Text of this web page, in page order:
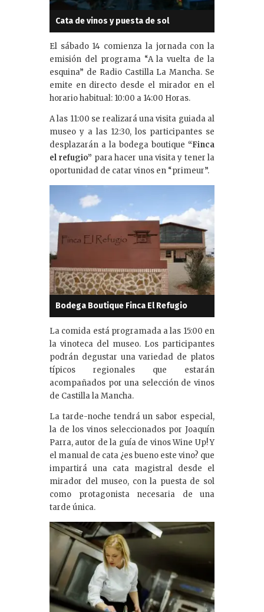
Cata de vinos y puesta de sol
El sábado 14 comienza la jornada con la
emisión del programa “A la vuelta de la
esquina” de Radio Castilla La Mancha. Se
emite en directo desde el mirador en el
horario habitual: 10:00 a 14:00 Horas.
A las 11:00 se realizará una visita guiada al
museo y a las 12:30, los participantes se
desplazarán a la bodega boutique “Finca
el refugio” para hacer una visita y tener la
oportunidad de catar vinos en “primeur”.
Bodega Boutique Finca El Refugio
La comida está programada a las 15:00 en
la vinoteca del museo. Los participantes
podrán degustar una variedad de platos
típicos regionales que estarán
acompañados por una selección de vinos
de Castilla la Mancha.
La tarde-noche tendrá un sabor especial,
la de los vinos seleccionados por Joaquín
Parra, autor de la guía de vinos Wine Up! Y
el manual de cata ¿es bueno este vino? que
impartirá una cata magistral desde el
mirador del museo, con la puesta de sol
como protagonista necesaria de una
tarde única.